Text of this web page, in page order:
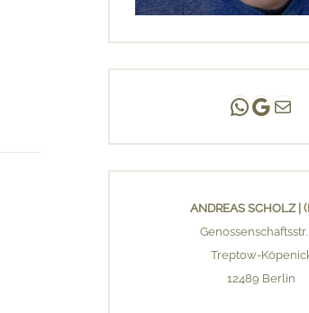
Andreas Scholz | (HPP)
Praxis
E-Mail an mich ...
ANDREAS SCHOLZ |
Genossenschaftsstr.
Treptow-
12489 Berlin